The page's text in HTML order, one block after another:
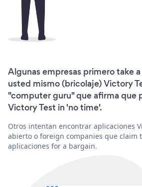
Algunas empresas primero take
usted mismo (bricolaje) Victory
"computer guru" que afirma que
Victory Test in 'no time'.
Otros intentan encontrar aplicaciones
abierto o foreign companies que claim
aplicaciones for a bargain.